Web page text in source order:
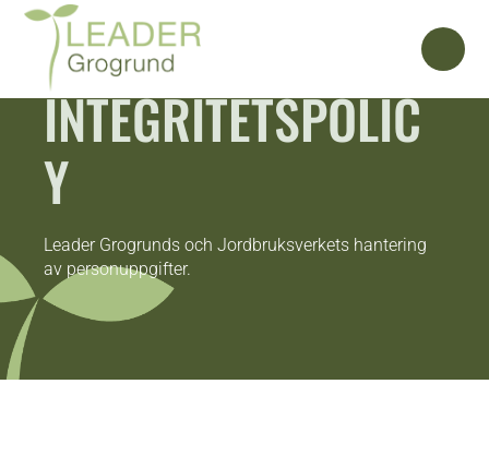
INTEGRITETSPOLIC
Y
Leader Grogrunds och Jordbruksverkets hantering
av personuppgifter.